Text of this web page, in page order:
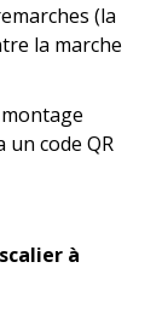
(la
la marche
code QR
à